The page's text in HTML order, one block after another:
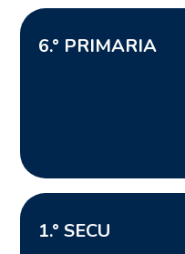
6.° PRIMARIA
1.° SECU